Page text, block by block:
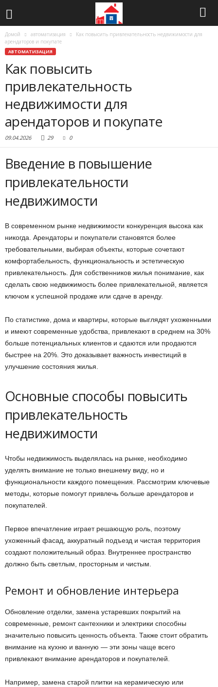
Домой автоматизация
Как повысить привлекательность недвижимости для
арендаторов и покупате
АВТОМАТИЗАЦИЯ
Как повысить
привлекательность
недвижимости для
арендаторов и покупате
09.04.2026 29 0
Введение в повышение
привлекательности
недвижимости
В современном рынке недвижимости конкуренция высока как
никогда. Арендаторы и покупатели становятся более
требовательными, выбирая объекты, которые сочетают
комфортабельность, функциональность и эстетическую
привлекательность. Для собственников жилья понимание, как
сделать свою недвижимость более привлекательной, является
ключом к успешной продаже или сдаче в аренду.
По статистике, дома и квартиры, которые выглядят ухоженными
и имеют современные удобства, привлекают в среднем на 30%
больше потенциальных клиентов и сдаются или продаются
быстрее на 20%. Это доказывает важность инвестиций в
улучшение состояния жилья.
Основные способы повысить
привлекательность
недвижимости
Чтобы недвижимость выделялась на рынке, необходимо
уделять внимание не только внешнему виду, но и
функциональности каждого помещения. Рассмотрим ключевые
методы, которые помогут привлечь больше арендаторов и
покупателей.
Первое впечатление играет решающую роль, поэтому
ухоженный фасад, аккуратный подъезд и чистая территория
создают положительный образ. Внутреннее пространство
должно быть светлым, просторным и чистым.
Ремонт и обновление интерьера
Обновление отделки, замена устаревших покрытий на
современные, ремонт сантехники и электрики способны
значительно повысить ценность объекта. Также стоит обратить
внимание на кухню и ванную — эти зоны чаще всего
привлекают внимание арендаторов и покупателей.
Например, замена старой плитки на керамическую или